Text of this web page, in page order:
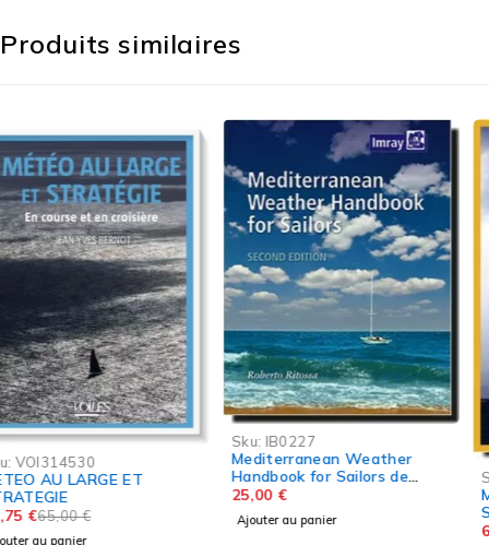
Produits similaires
Sku:IB0227
Mediterranean Weather
Handbook for Sailors de
Roberto Ritossa
25,00€
Ajouter au panier
-5%
Sku:VOI250680
METEO LOCALE ET
STRATEGIE
61,75€